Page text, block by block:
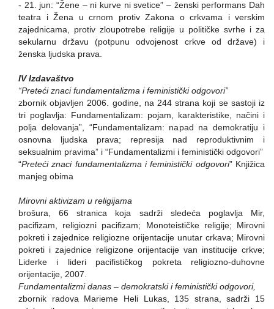
- 21. jun: “Žene – ni kurve ni svetice” – ženski performans Dah
teatra i Žena u crnom protiv Zakona o crkvama i verskim
zajednicama, protiv zloupotrebe religije u političke svrhe i za
sekularnu državu (potpunu odvojenost crkve od države) i
ženska ljudska prava.
IV Izdavaštvo
“Preteći znaci fundamentalizma i feministički odgovori”
zbornik objavljen 2006. godine, na 244 strana koji se sastoji iz
tri poglavlja: Fundamentalizam: pojam, karakteristike, načini i
polja delovanja”, “Fundamentalizam: napad na demokratiju i
osnovna ljudska prava; represija nad reproduktivnim i
seksualnim pravima” i “Fundamentalizmi i feministički odgovori”
“Preteći znaci fundamentalizma i feministički odgovori” Knjižica
manjeg obima
Mirovni aktivizam u religijama
brošura, 66 stranica koja sadrži sledeća poglavlja Mir,
pacifizam, religiozni pacifizam; Monoteističke religije; Mirovni
pokreti i zajednice religiozne orijentacije unutar crkava; Mirovni
pokreti i zajednice religizone orijentacije van institucije crkve;
Liderke i lideri pacifističkog pokreta religiozno-duhovne
orijentacije, 2007.
Fundamentalizmi danas – demokratski i feministički odgovori,
zbornik radova Marieme Heli Lukas, 135 strana, sadrži 15